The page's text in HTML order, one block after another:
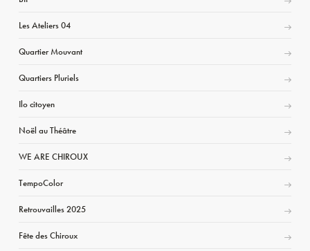
Les Ateliers 04
Quartier Mouvant
Quartiers Pluriels
Ilo citoyen
Noël au Théâtre
WE ARE CHIROUX
TempoColor
Retrouvailles 2025
Fête des Chiroux